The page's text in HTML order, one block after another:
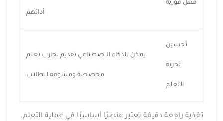
فعل فورية
أدائهم
تحسين
تجربة
التعلم
يمكن للذكاء الاصطناعي تقديم تجارب تعلم
مخصصة ومشوقة للطلاب
تغذية راجعة دقيقة تعتبر عنصرًا أساسيًا في عملية التعلم.